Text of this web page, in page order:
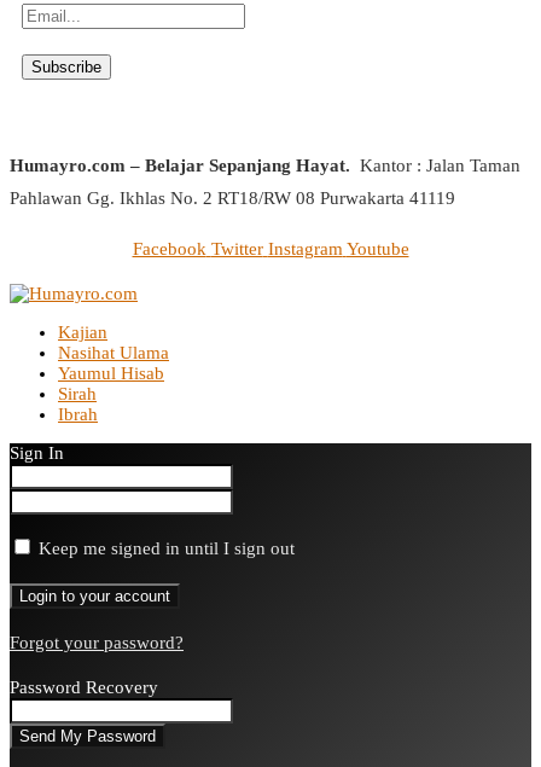
Humayro.com – Belajar Sepanjang Hayat. Kantor : Jalan Taman
Pahlawan Gg. Ikhlas No. 2 RT18/RW 08 Purwakarta 41119
Facebook Twitter Instagram Youtube
Kajian
Nasihat Ulama
Yaumul Hisab
Sirah
Ibrah
Sign In
Keep me signed in until I sign out
Forgot your password?
Password Recovery